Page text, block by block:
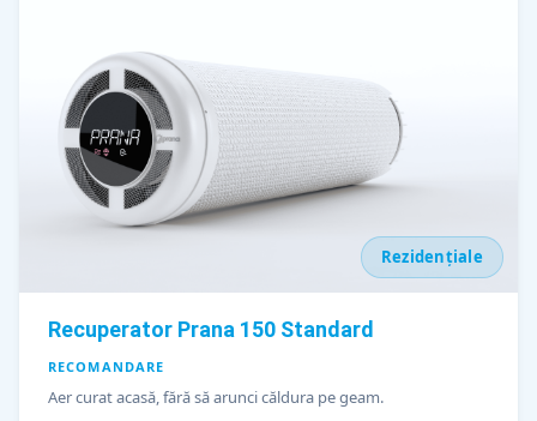
Rezidențiale
Recuperator Prana 150 Standard
RECOMANDARE
Aer curat acasă, fără să arunci căldura pe geam.